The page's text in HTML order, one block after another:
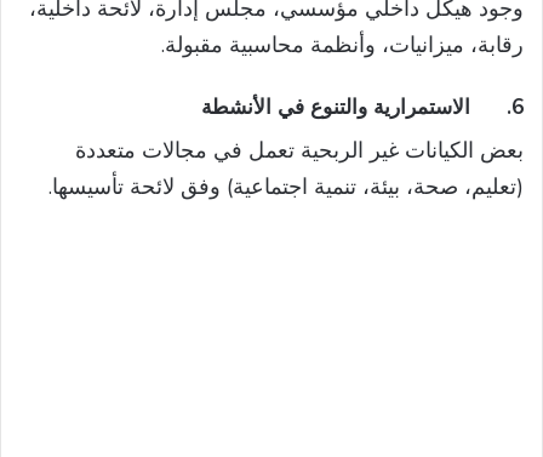
وجود هيكل داخلي مؤسسي، مجلس إدارة، لائحة داخلية،
رقابة، ميزانيات، وأنظمة محاسبية مقبولة.
6. الاستمرارية والتنوع في الأنشطة
بعض الكيانات غير الربحية تعمل في مجالات متعددة
(تعليم، صحة، بيئة، تنمية اجتماعية) وفق لائحة تأسيسها.